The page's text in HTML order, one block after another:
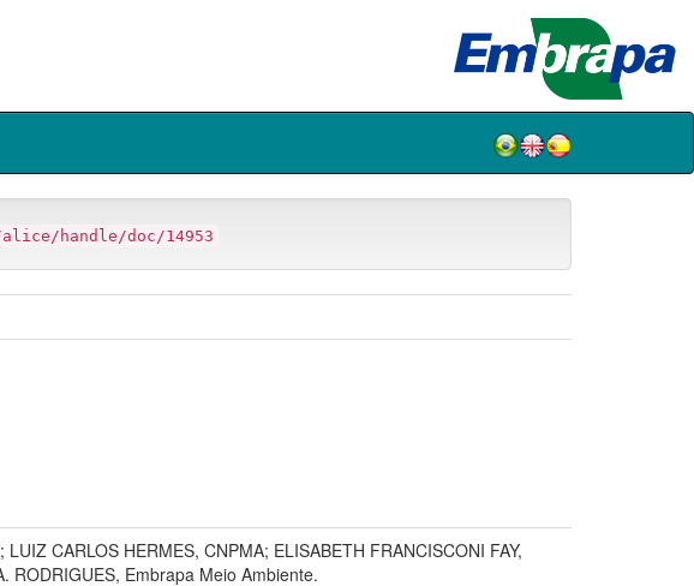
handle/doc/14953
CARLOS HERMES, CNPMA; ELISABETH FRANCISCONI FAY,
RODRIGUES, Embrapa Meio Ambiente.